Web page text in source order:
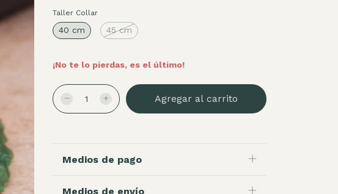
Taller Collar
40 cm 45 cm
¡No te lo pierdas, es el último!
Medios de pago
Medios de envío